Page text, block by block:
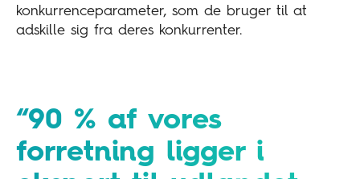
konkurrenceparameter, som de bruger til at
adskille sig fra deres konkurrenter.
90 % af vores
forretning ligger i